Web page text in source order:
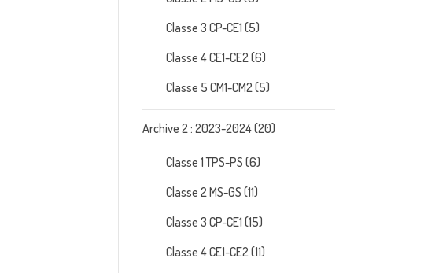
Classe 3 CP-CE1 (5)
Classe 4 CE1-CE2(6)
Classe 5 CM1-CM2(5)
Archive 2 : 2023-2024(20)
Classe 1 TPS-PS (6)
Classe 2 MS-GS (11)
Classe 3 CP-CE1 (15)
Classe 4 CE1-CE2(11)